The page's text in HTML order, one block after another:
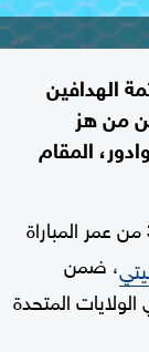
الهدافين
من هز
المقام
الهدف الثاني في الدقيقة 32 من عمر المباراة
، ضمن
في الولايات المتحدة